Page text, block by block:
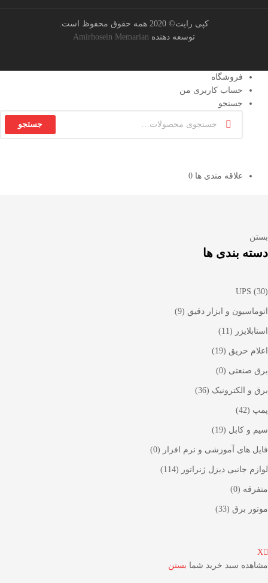
کپی رایت© 2020 همه حقوق محفوظ است.
توسعه دهنده Amirhosein Memarian
فروشگاه
حساب کاربری من
جستجو
جستجو
علاقه مندی ها 0
بستن
دسته بندی ها
UPS (30)
اتوماسیون و ابزار دقیق (9)
استابلایزر (11)
اعلام حریق (19)
برق صنعتی (0)
برق و الکترونیک (36)
پمپ (42)
سیم و کابل (19)
فایل های آموزشی و نرم افزار (0)
لوازم جانبی دیزل ژنراتور (114)
متفرقه (0)
موتور برق (33)
X
مشاهده سبد خرید شما بستن